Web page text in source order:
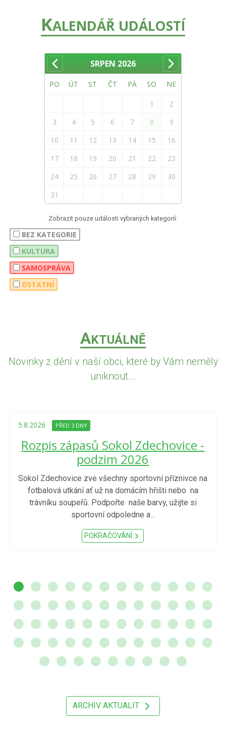
KALENDÁŘ UDÁLOSTÍ
SRPEN 2026
PO ÚT ST ČT PÁ SO NE
1
2
3
4 5 6 7 8
9
10
11 12 13 14 15
16
17
18 19 20 21 22
23
24
25 26 27 28 29
30
31
Zobrazit pouze události vybraných kategorií:
BEZ KATEGORIE
KULTURA
SAMOSPRÁVA
OSTATNÍ
AKTUÁLNĚ
Novinky z dění v naší obci, které by Vám neměly
uniknout...
5.8.2026 PŘED 3 DNY
Rozpis zápasů Sokol Zdechovice -
podzim 2026
Sokol Zdechovice zve všechny sportovní příznivce na
fotbalová utkání ať už na domácím hřišti nebo na
trávníku soupeřů. Podpořte naše barvy, užijte si
sportovní odpoledne a...
POKRAČOVÁNÍ
ARCHIV AKTUALIT